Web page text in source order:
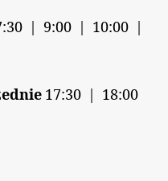
| 9:00 | 10:00 |
17:30 | 18:00